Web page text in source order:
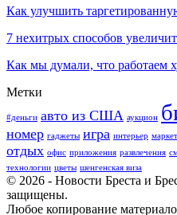
Как улучшить
7 нехитрых способов
Как мы думали, что работаем
Метки
#деньги авто из США аукцион
номер гаджеты игра интерьер
отдых офис приложения развлечения
технологии цветы шенгенская виза
© 2026 - Новости Бреста и
защищены.
Любое копирование